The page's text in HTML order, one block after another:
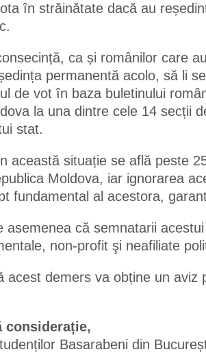
în străinătate dacă au
ca și românilor care
permanentă acolo, să li
de vot în baza buletinului
la una dintre cele 14 secții
stat.
această situație se află peste
Moldova, iar ignorarea
fundamental al acestora,
asemenea că semnatarii
non-profit şi neafiliate
acest demers va obține un aviz
considerație,
Basarabeni din